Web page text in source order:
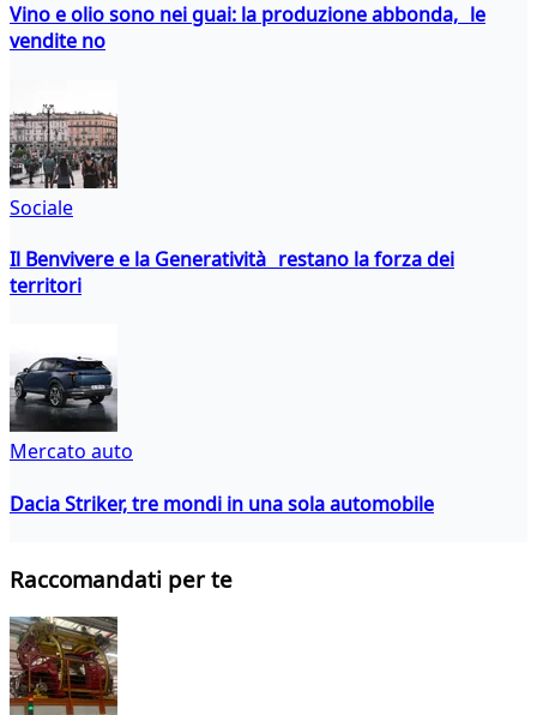
Vino e olio sono nei guai: la produzione abbonda, le
vendite no
Sociale
Il Benvivere e la Generatività restano la forza dei
territori
Mercato auto
Dacia Striker, tre mondi in una sola automobile
Raccomandati per te